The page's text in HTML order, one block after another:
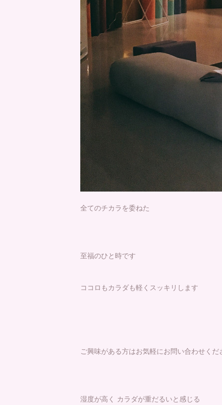
全てのチカラを委ねた
至福のひと時です
ココロもカラダも軽くスッキリします
ご興味がある方はお気軽にお問い合わせくだ
湿度が高く カラダが重だるいと感じる